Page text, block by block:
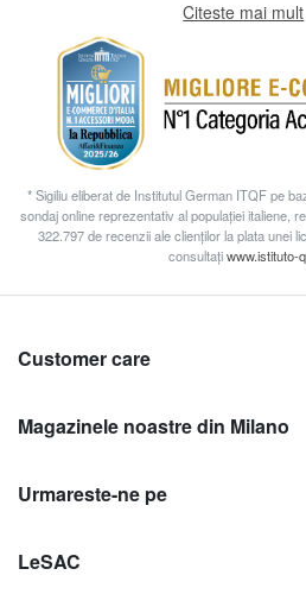
Citeste mai mult
* Sigiliu eliberat de Institutul German ITQF pe
sondaj online reprezentativ al populației italiene,
322.797 de recenzii ale clienților la plata unei
consultațiwww.istituto-
Customer care
Magazinele noastre din Milano
Urmareste-ne pe
LeSAC